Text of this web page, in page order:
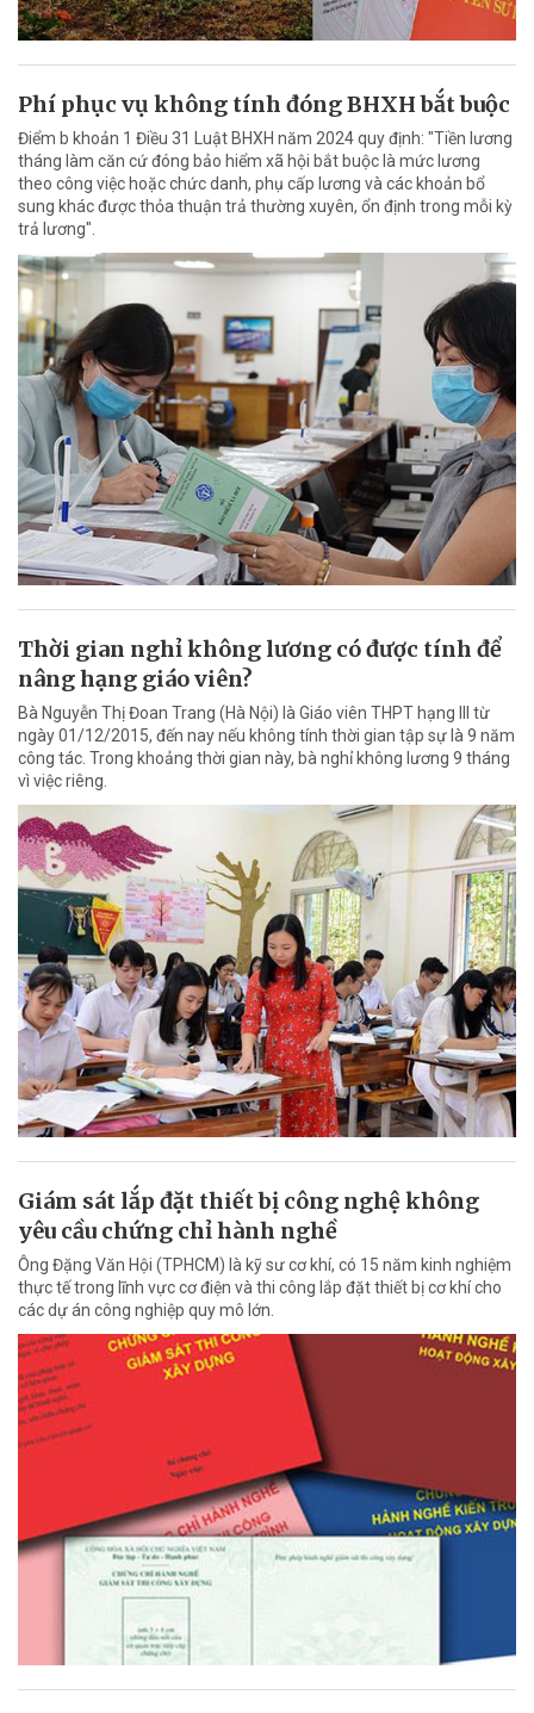
Phí phục vụ không tính đóng BHXH bắt buộc
Điểm b khoản 1 Điều 31 Luật BHXH năm 2024 quy định: "Tiền lương
tháng làm căn cứ đóng bảo hiểm xã hội bắt buộc là mức lương
theo công việc hoặc chức danh, phụ cấp lương và các khoản bổ
sung khác được thỏa thuận trả thường xuyên, ổn định trong mỗi kỳ
trả lương".
Thời gian nghỉ không lương có được tính để
nâng hạng giáo viên?
Bà Nguyễn Thị Đoan Trang (Hà Nội) là Giáo viên THPT hạng III từ
ngày 01/12/2015, đến nay nếu không tính thời gian tập sự là 9 năm
công tác. Trong khoảng thời gian này, bà nghỉ không lương 9 tháng
vì việc riêng.
Giám sát lắp đặt thiết bị công nghệ không
yêu cầu chứng chỉ hành nghề
Ông Đặng Văn Hội (TPHCM) là kỹ sư cơ khí, có 15 năm kinh nghiệm
thực tế trong lĩnh vực cơ điện và thi công lắp đặt thiết bị cơ khí cho
các dự án công nghiệp quy mô lớn.